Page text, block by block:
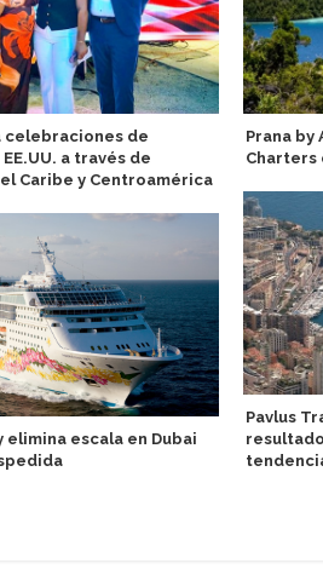
celebraciones de
a través de
Caribe y Centroamérica
elimina escala en Dubai
Prana by
Charters
Pavlus